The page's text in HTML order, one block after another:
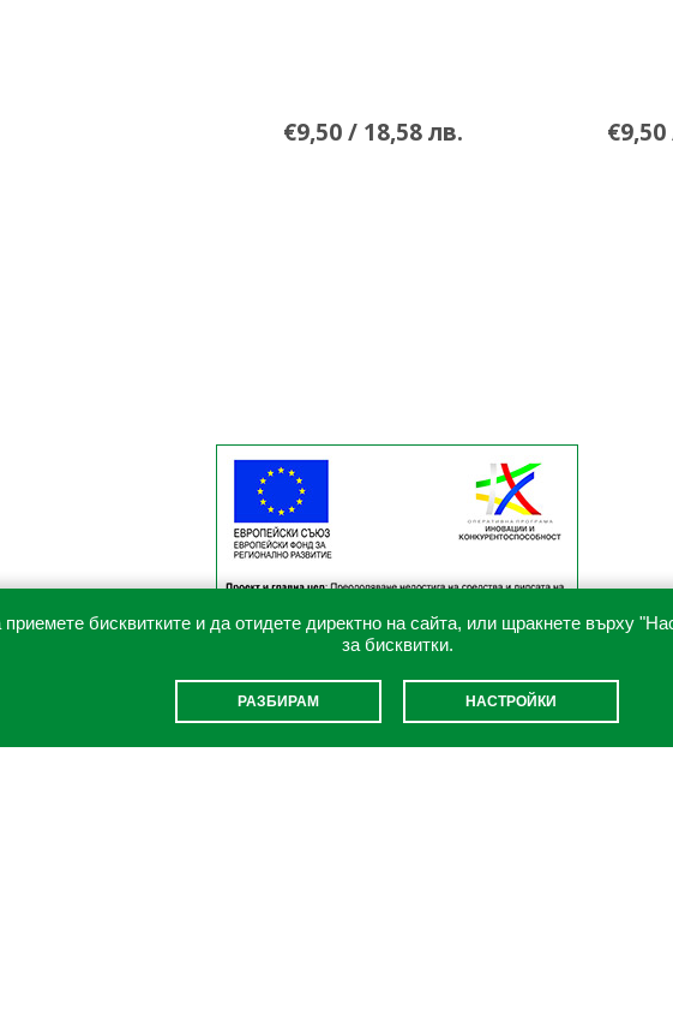
€9,50 / 18,58 лв.
бисквитките и да отидете директно на сайта, или щракнете върху
за бисквитки.
РАЗБИРАМ НАСТРОЙКИ